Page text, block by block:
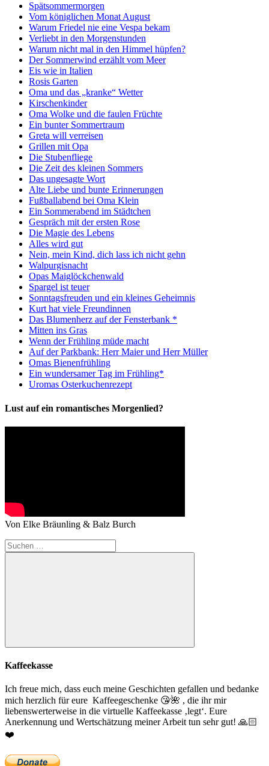
Spätsommermorgen
Vom königlichen Monat August
Warum Friedel nie eine Vespa bekam
Verliebt in den Morgenstunden
Warum nicht mal in den Himmel hüpfen?
Der Sommerwind erzählt vom Meer
Eis wie in Italien
Rosis Garten
Oma und das „kranke“ Wetter
Kirschenkinder
Oma Wolke und die faulen Früchte
Ein bunter Sommertraum
Greta will verreisen
Grillen mit Opa
Die Stubenfliege
Die Zeit des kleinen Sommers
Das ungesagte Wort
Alte Liebe und bunte Erinnerungen
Fußballabend bei Oma Klein
Ein Sommerabend im Städtchen
Gespräch mit der ersten Rose
Die Magie des Lebens
Alles wird gut
Nein, mein Kind, dich lass ich nicht gehn
Walpurgisnacht
Opas Maiglöckchenwald
Spargel ist teuer
Sonntagsfreuden und ein kleines Geheimnis
Kurt hat viele Freundinnen
Das Blumenherz auf der Fensterbank *
Mitten ins Gras
Wenn der Frühling müde macht
Auf der Parkbank: Herr Maier und Herr Müller
Omas Bienenfrühling
Ein wundersamer Tag im Frühling*
Uromas Osterkuchenrezept
Lust auf ein romantisches Morgenlied?
Von Elke Bräunling & Balz Burch
Suchen
nach:
Suchen
Kaffeekasse
Ich freue mich, dass euch meine Geschichten gefallen und bedanke
mich herzlich für eure Kaffeegeschenke 😘🌺 , die ihr mir
liebenswerterweise in die virtuelle Kaffeekasse ‚legt‘. Eure
Anerkennung und Wertschätzung meiner Arbeit tun sehr gut! 🙏🏻
❤️